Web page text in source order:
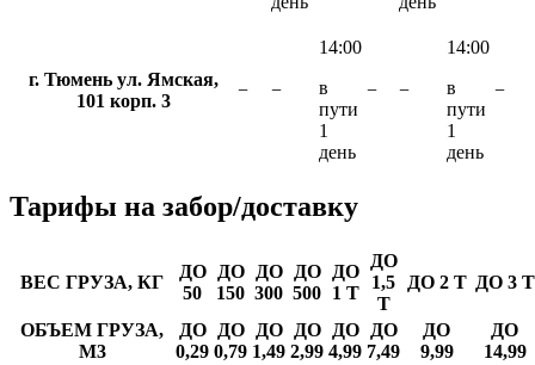
г. Тюмень ул. Ямская,
101 корп. 3
− −
14:00
в
пути
1
день
− −
14:00
в
пути
1
день
−
Тарифы на забор/доставку
ВЕС ГРУЗА, КГ
ДО
50
ДО
150
ДО
300
ДО
500
ДО
1 Т
ДО
1,5
Т
ДО 2 Т ДО 3 Т
ОБЪЕМ ГРУЗА,
М3
ДО
0,29
ДО
0,79
ДО
1,49
ДО
2,99
ДО
4,99
ДО
7,49
ДО
9,99
ДО
14,99